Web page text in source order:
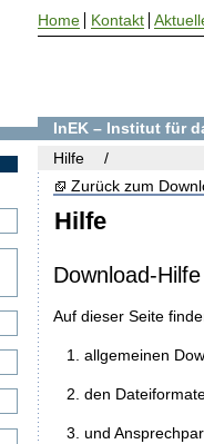
Hilfe
Zurück zum
Download-Hilfe
Auf dieser Seite
allgemeinen
den
und
InEK – Institut für
Hilfe
Home Kontakt